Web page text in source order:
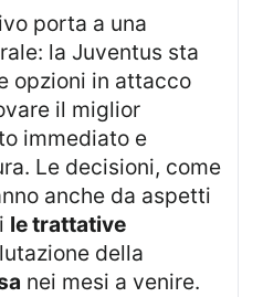
la Juventus sta
opzioni in attacco
il miglior
immediato e
Le decisioni, come
anche da aspetti
le trattative
della
nei mesi a venire.